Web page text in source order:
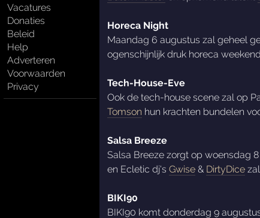
Vacatures
Donaties
Beleid
Help
Adverteren
Voorwaarden
Privacy
Horeca Night
Maandag 6 augustus zal geheel
ogenschijnlijk druk horeca
Tech-House-Eve
Ook de tech-house scene zal op
Tomson hun krachten bundelen
Salsa Breeze
Salsa Breeze zorgt op woensdag
en Ecletic dj's Gwise& DirtyDicezal
BIKI90
BIKI90 komt donderdag 9